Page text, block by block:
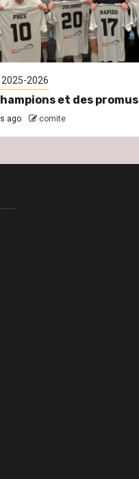
2026
et des promus
ago comite